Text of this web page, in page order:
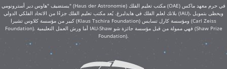
يستضيف "هاوس دير أسترونومي" (Haus der Astronomie) مكتب تعليم الفلك (OAE) في حرم معهد ماكس
بلانك لعلم الفلك في هايدلبرغ. يُعد مكتب تعليم الفلك جزءًا من الاتحاد الفلكي الدولي (IAU)، ويحظى بتمويل
كبير من مؤسسة كلاوس تشيرا (Klaus Tschira Foundation) ومؤسسة كارل تسايس (Carl Zeiss
Foundation). أما ورش العمل التعليمية IAU-Shaw فهي ممولة من قبل مؤسسة جائزة شو (Shaw Prize
Foundation).